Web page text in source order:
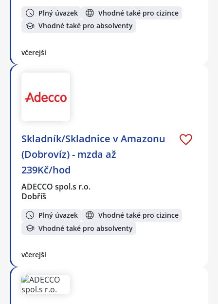
Plný úvazek
Vhodné také pro cizince
Vhodné také pro absolventy
včerejší
Skladník/Skladnice v Amazonu
(Dobrovíz) - mzda až
239Kč/hod
ADECCO spol.s r.o.
Dobříš
Plný úvazek
Vhodné také pro cizince
Vhodné také pro absolventy
včerejší